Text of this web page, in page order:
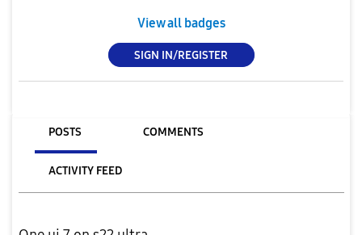
View all badges
SIGN IN/REGISTER
POSTS COMMENTS
ACTIVITY FEED